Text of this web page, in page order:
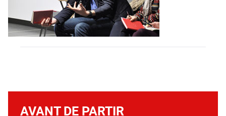
AVANT DE PARTIR